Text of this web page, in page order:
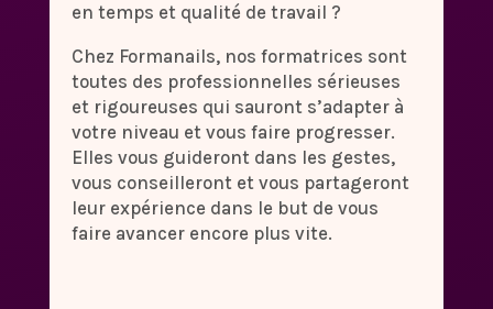
en temps et qualité de travail ?
Chez Formanails, nos formatrices sont
toutes des professionnelles sérieuses
et rigoureuses qui sauront s’adapter à
votre niveau et vous faire progresser.
Elles vous guideront dans les gestes,
vous conseilleront et vous partageront
leur expérience dans le but de vous
faire avancer encore plus vite.